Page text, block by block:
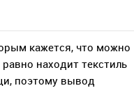
кажется, что можно
находит текстиль
поэтому вывод